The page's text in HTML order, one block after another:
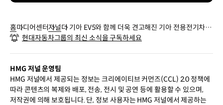
홈미디어센터저널더 기아 EV5와 함께 더욱 견고해진 기아 전용전기차
라인업
현대자동차그룹의 최신 소식을 구독하세요
HMG 저널 운영팀
HMG 저널에서 제공되는 정보는 크리에이티브 커먼즈(CCL) 2.0 정책에
따라 콘텐츠의 복제와 배포, 전송, 전시 및 공연 등에 활용할 수 있으며,
저작권에 의해 보호됩니다. 단, 정보 사용자는 HMG 저널에서 제공하는